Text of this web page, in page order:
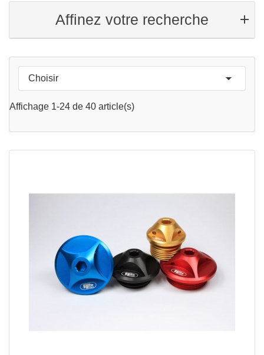
Affinez votre recherche
Choisir 
Affichage 1-24 de 40 article(s)
APERÇU RAPIDE